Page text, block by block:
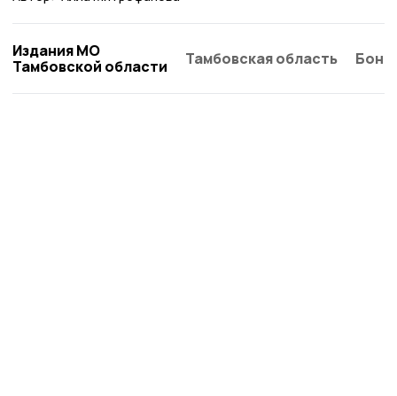
Издания МО
Тамбовской области
Тамбовская область